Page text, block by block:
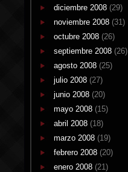
diciembre 2008 (29)
noviembre 2008 (31)
octubre 2008 (26)
septiembre 2008 (26)
agosto 2008 (25)
julio 2008 (27)
junio 2008 (20)
mayo 2008 (15)
abril 2008 (18)
marzo 2008 (19)
febrero 2008 (20)
enero 2008 (21)